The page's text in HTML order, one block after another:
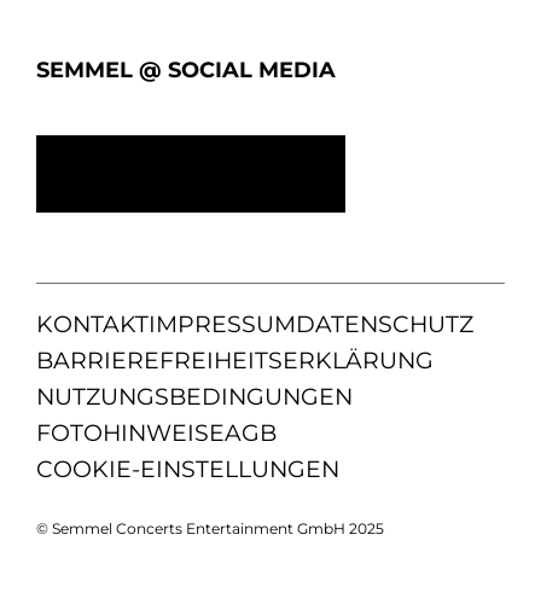
SEMMEL @ SOCIAL MEDIA
KONTAKTIMPRESSUMDATENSCHUTZ
BARRIEREFREIHEITSERKLÄRUNG
NUTZUNGSBEDINGUNGEN
FOTOHINWEISEAGB
COOKIE-EINSTELLUNGEN
© Semmel Concerts Entertainment GmbH 2025